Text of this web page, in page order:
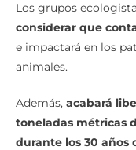
Los grupos
considerar que
e impactará en los
animales.
Además, acabará
toneladas métricas
durante los 30 años